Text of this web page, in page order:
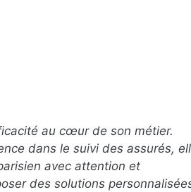
au cœur de son métier.
dans le suivi des assurés,
avec attention et
des solutions